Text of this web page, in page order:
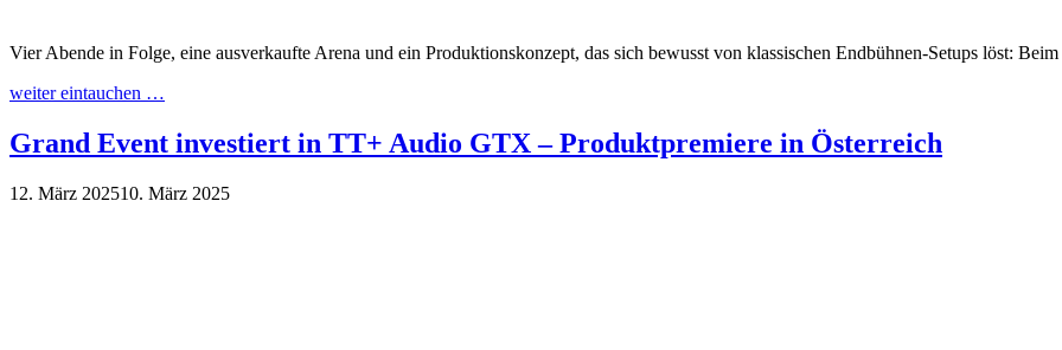
Vier Abende in Folge, eine ausverkaufte Arena und ein Produktionskonzept, das sich bewusst von klassischen Endbühnen-Setups löst:
weiter eintauchen …
Grand Event investiert in TT+ Audio GTX – Produktpremiere in Österreich
12. März 202510. März 2025